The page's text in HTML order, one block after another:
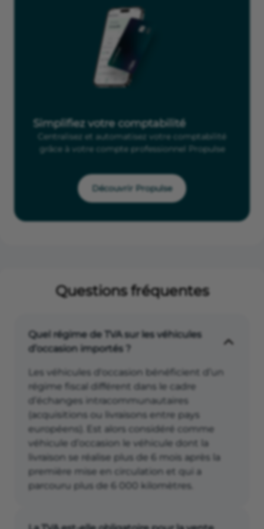
Simplifiez votre comptabilité
Centralisez et automatisez votre comptabilité
grâce à votre compte professionnel Propulse
Découvrir Propulse
Questions fréquentes
Quel régime de TVA sur les véhicules
d’occasion importés ?
Les véhicules d'occasion bénéficient d’un
régime fiscal différent dans le cadre
d’échanges intracommunautaires
(acquisitions ou livraisons entre pays
européens). Est alors considéré comme
véhicule d’occasion le véhicule dont la
livraison se réalise plus de 6 mois après la
première mise en circulation et qui a
parcouru plus de 6 000 kilomètres.